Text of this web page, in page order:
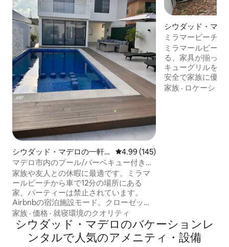
シウダッド・マデロの一軒
家
レビュー145件、5つ星中4.99つ
4.99 (145)
マデロ市内のプール/バーベキュー付きの
家
家族や友人との休暇に最適です。ミラマ
ールビーチから車で12分の場所にある
家。パーティーは禁止されています。
Airbnbの宿泊施設モード。クローゼット
付きの3つの寝室、エアコン、ソファベッ
ドのあるリビングルーム、ダイニングル
ーム、設備の整ったキッチン、照明付き
プール、テレビ付きバーベキューエリ
家族 · 価格 · 就寝環境のクオリティ
シウダッド・マデ
ラ
ミラマービーチ
るまるまる貸切
ミラマールビー
る、家具が揃って
キューグリルを備
安全で家族に優し
暇を過ごせます。
家族 · ロケーショ
シウダッド・マデロのバケーションレ
ンタルで人気のアメニティ・設備